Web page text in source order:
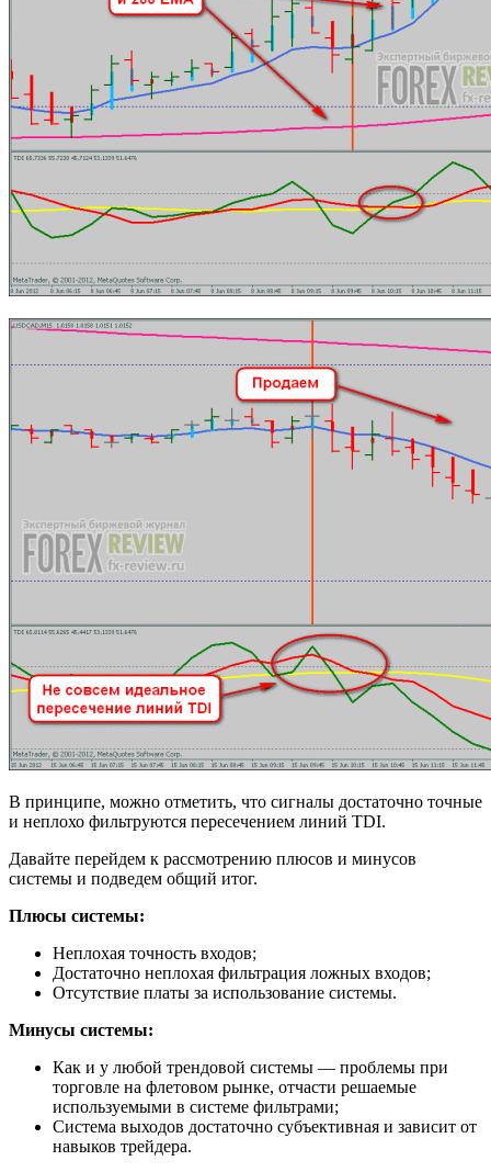
В принципе, можно отметить, что сигналы достаточно точные
и неплохо фильтруются пересечением линий TDI.
Давайте перейдем к рассмотрению плюсов и минусов
системы и подведем общий итог.
Плюсы системы:
Неплохая точность входов;
Достаточно неплохая фильтрация ложных входов;
Отсутствие платы за использование системы.
Минусы системы:
Как и у любой трендовой системы — проблемы при
торговле на флетовом рынке, отчасти решаемые
используемыми в системе фильтрами;
Система выходов достаточно субъективная и зависит от
навыков трейдера.